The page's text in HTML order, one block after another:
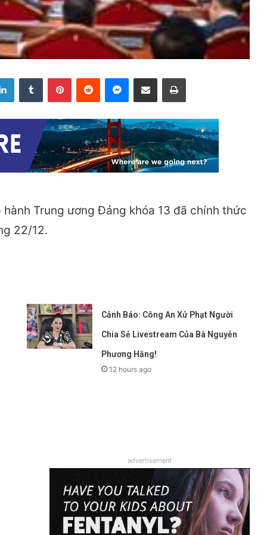
LinkedInTumblr PinterestReddit Messenger
Share via Email Print
Trung ương Đảng khóa 13 đã chính thức
22/12.
Cảnh Báo: Công An Xử Phạt Người
Chia Sẻ Livestream Của Bà Nguyễn
Phương Hằng!
12 hours ago
advertisement